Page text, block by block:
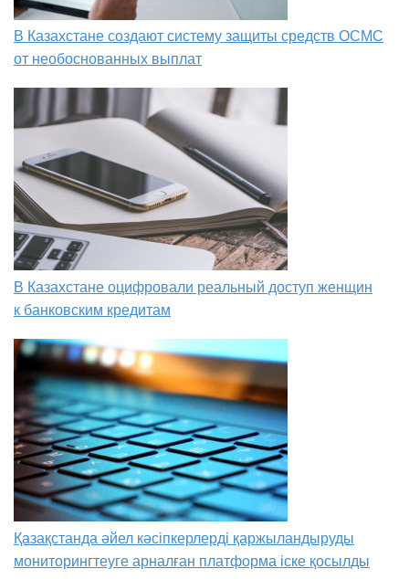
В Казахстане создают систему защиты средств ОСМС
от необоснованных выплат
В Казахстане оцифровали реальный доступ женщин
к банковским кредитам
Қазақстанда әйел кәсіпкерлерді қаржыландыруды
мониторингтеуге арналған платформа іске қосылды